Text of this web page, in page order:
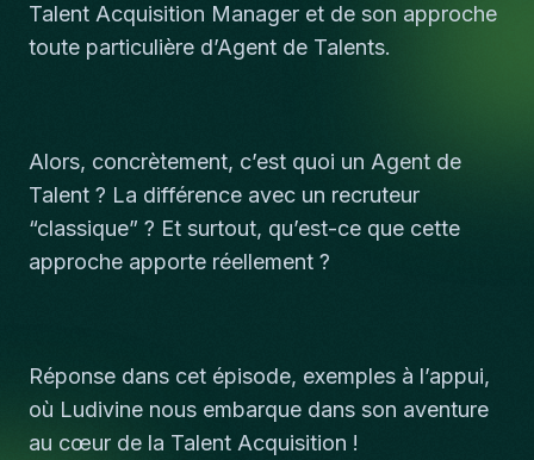
Talent Acquisition Manager et de son approche
toute particulière d’Agent de Talents.
Alors, concrètement, c’est quoi un Agent de
Talent ? La différence avec un recruteur
“classique” ? Et surtout, qu’est-ce que cette
approche apporte réellement ?
Réponse dans cet épisode, exemples à l’appui,
où Ludivine nous embarque dans son aventure
au cœur de la Talent Acquisition !